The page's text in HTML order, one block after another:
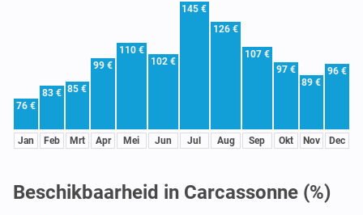
76 €
Jan
83 €
Feb
85 €
Mrt
99 €
Apr
110 €
Mei
102 €
Jun
145 €
Jul
126 €
Aug
107 €
Sep
97 €
Okt
89 €
Nov
96 €
Dec
Beschikbaarheid in Carcassonne (%)